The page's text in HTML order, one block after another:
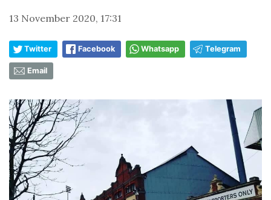
13 November 2020, 17:31
Twitter Facebook Whatsapp Telegram
Email